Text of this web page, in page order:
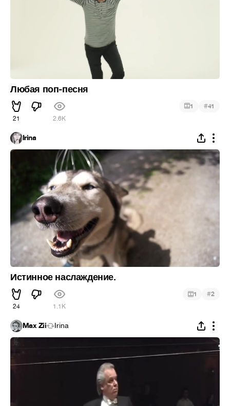
Любая поп-песня
21 2.6K
1 #41
Irina
Истинное наслаждение.
24 1.1K
1 #2
Max Zii Irina